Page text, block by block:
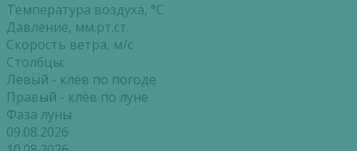
Температура воздуха, °С
Давление, мм.рт.ст.
Скорость ветра, м/с
Столбцы:
Левый - клёв по погоде
Правый - клёв по луне
Фаза луны
09.08.2026